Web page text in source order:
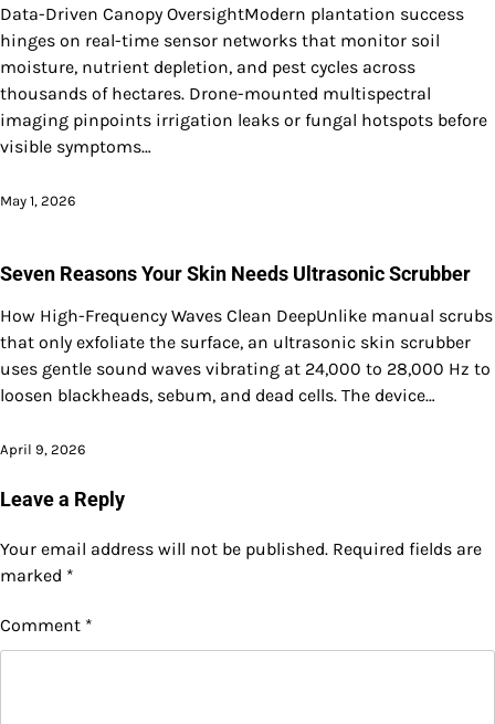
Data-Driven Canopy OversightModern plantation success
hinges on real-time sensor networks that monitor soil
moisture, nutrient depletion, and pest cycles across
thousands of hectares. Drone-mounted multispectral
imaging pinpoints irrigation leaks or fungal hotspots before
visible symptoms…
May 1, 2026
Seven Reasons Your Skin Needs Ultrasonic Scrubber
How High-Frequency Waves Clean DeepUnlike manual scrubs
that only exfoliate the surface, an ultrasonic skin scrubber
uses gentle sound waves vibrating at 24,000 to 28,000 Hz to
loosen blackheads, sebum, and dead cells. The device…
April 9, 2026
Leave a Reply
Your email address will not be published. Required fields are
marked *
Comment *